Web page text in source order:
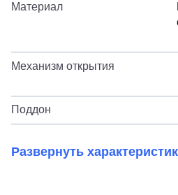
Материал
Механизм открытия
Поддон
Развернуть